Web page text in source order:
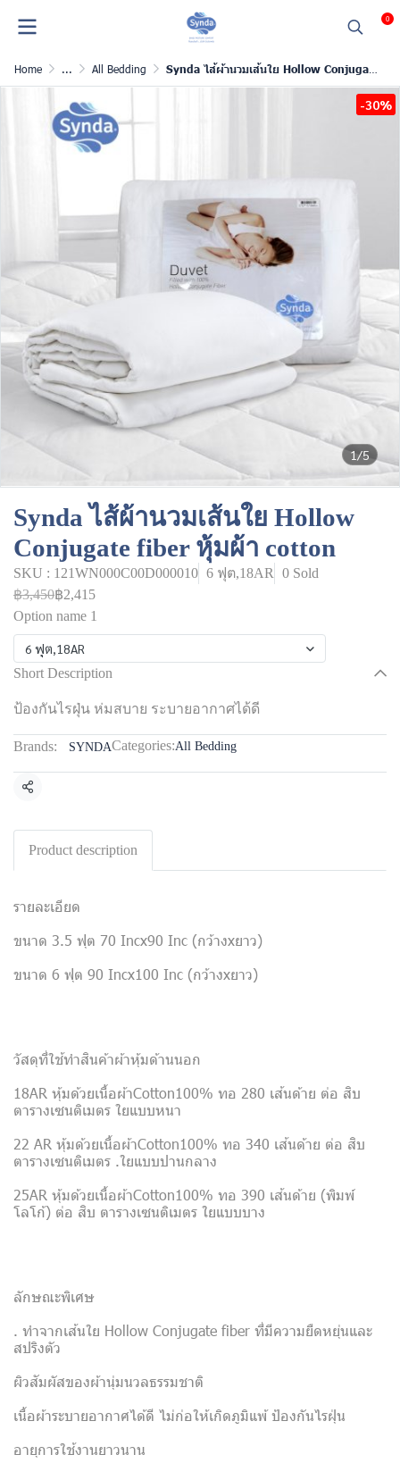
0
Home ... All Bedding Synda ไส้ผ้านวมเส้นใย Hollow Conjugate fiber หุ้มผ้า cotton
1/5
-30%
Synda ไส้ผ้านวมเส้นใย Hollow
Conjugate fiber หุ้มผ้า cotton
SKU : 121WN000C00D000010 6 ฟุต,18AR
0 Sold
฿3,450฿2,415
Option name 1
6 ฟุต,18AR
Short Description
ป้องกันไรฝุ่น ห่มสบาย ระบายอากาศได้ดี
Brands: SYNDACategories:All Bedding
Share
Product description
รายละเอียด
ขนาด 3.5 ฟุต 70 Incx90 Inc (กว้างxยาว)
ขนาด 6 ฟุต 90 Incx100 Inc (กว้างxยาว)
วัสดุที่ใช้ทำสินค้าผ้าหุ้มด้านนอก
18AR หุ้มด้วยเนื้อผ้าCotton100% ทอ 280 เส้นด้าย ต่อ สิบ
ตารางเซนติเมตร ใยแบบหนา
22 AR หุ้มด้วยเนื้อผ้าCotton100% ทอ 340 เส้นด้าย ต่อ สิบ
ตารางเซนติเมตร .ใยแบบปานกลาง
25AR หุ้มด้วยเนื้อผ้าCotton100% ทอ 390 เส้นด้าย (พิมพ์
โลโก้) ต่อ สิบ ตารางเซนติเมตร ใยแบบบาง
ลักษณะพิเศษ
. ทำจากเส้นใย Hollow Conjugate fiber ที่มีความยืดหยุ่นและ
สปริงตัว
ผิวสัมผัสของผ้านุ่มนวลธรรมชาติ
เนื้อผ้าระบายอากาศได้ดี ไม่ก่อให้เกิดภูมิแพ้ ป้องกันไรฝุ่น
อายุการใช้งานยาวนาน